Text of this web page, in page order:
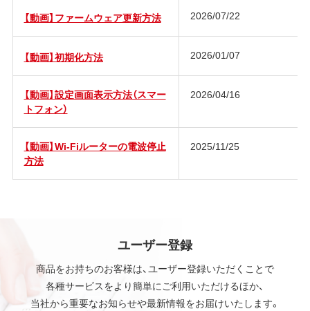
【動画】ファームウェア更新方法 2026/07/22
【動画】初期化方法 2026/01/07
【動画】設定画面表示方法（スマー
トフォン）
2026/04/16
【動画】Wi-Fiルーターの電波停止
方法
2025/11/25
ユーザー登録
商品をお持ちのお客様は、ユーザー登録いただくことで
各種サービスをより簡単にご利用いただけるほか、
当社から重要なお知らせや最新情報をお届けいたします。